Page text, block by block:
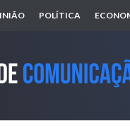
POLÍTICA